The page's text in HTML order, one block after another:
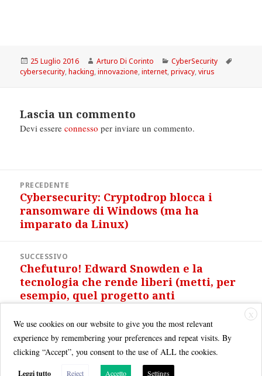
Scritto
il
25 Luglio 2016 Autore
Arturo Di Corinto Categorie
CyberSecurity
cybersecurity,hacking,innovazione,internet,privacy,virus
Lascia un commento
Devi essereconnesso per inviare un commento.
articoliPRECEDENTE
Articolo
precedente:
Cybersecurity: Cryptodrop blocca i
ransomware di Windows (ma ha
imparato da Linux)
SUCCESSIVO
Articolo
successivo:
Chefuturo! Edward Snowden e la
tecnologia che rende liberi (metti, per
esempio, quel progetto anti
X
We use cookies on our website to give you the most relevant
experience by remembering your preferences and repeat visits. By
clicking “Accept”, you consent to the use of ALL the cookies.
Leggi tutto Reject Accetto Settings